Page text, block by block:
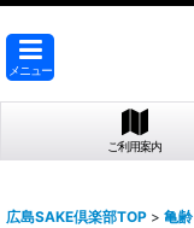
メニュー
ご利用案内
広島SAKE倶楽部TOP > 亀齢